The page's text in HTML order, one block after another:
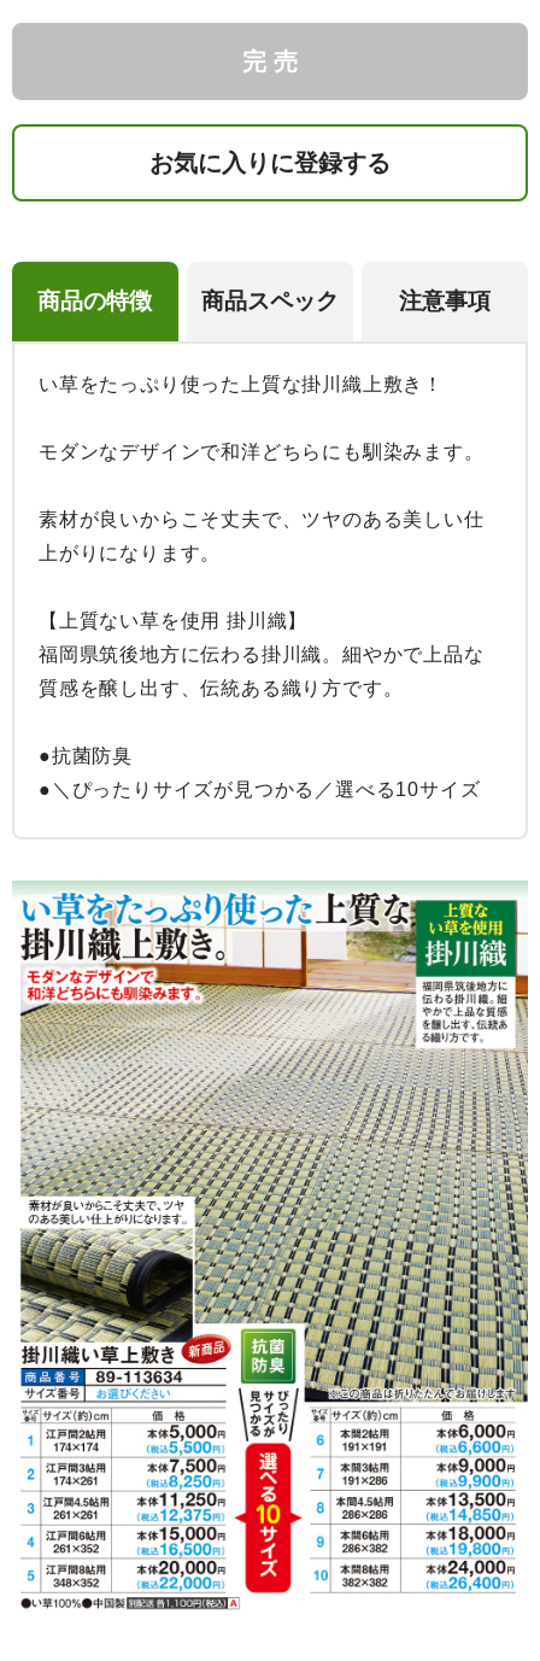
完 売
お気に入りに登録する
商品の特徴 商品スペック 注意事項
い草をたっぷり使った上質な掛川織上敷き！
モダンなデザインで和洋どちらにも馴染みます。
素材が良いからこそ丈夫で、ツヤのある美しい仕
上がりになります。
【上質ない草を使用 掛川織】
福岡県筑後地方に伝わる掛川織。細やかで上品な
質感を醸し出す、伝統ある織り方です。
●抗菌防臭
●＼ぴったりサイズが見つかる／選べる10サイズ